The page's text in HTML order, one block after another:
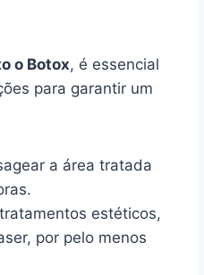
o Botox, é essencial
para garantir um
a área tratada
estéticos,
por pelo menos